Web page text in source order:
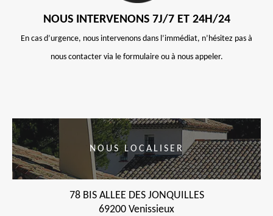
NOUS INTERVENONS 7J/7 ET 24H/24
En cas d’urgence, nous intervenons dans l’immédiat, n’hésitez pas à
nous contacter via le formulaire ou à nous appeler.
NOUS LOCALISER
78 BIS ALLEE DES JONQUILLES
69200 Venissieux